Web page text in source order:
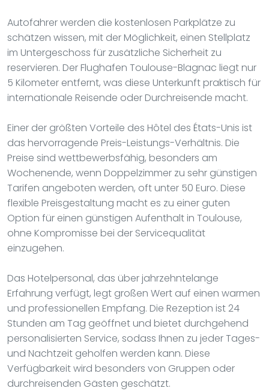
Autofahrer werden die kostenlosen Parkplätze zu
schätzen wissen, mit der Möglichkeit, einen Stellplatz
im Untergeschoss für zusätzliche Sicherheit zu
reservieren. Der Flughafen Toulouse-Blagnac liegt nur
5 Kilometer entfernt, was diese Unterkunft praktisch für
internationale Reisende oder Durchreisende macht.
Einer der größten Vorteile des Hôtel des États-Unis ist
das hervorragende Preis-Leistungs-Verhältnis. Die
Preise sind wettbewerbsfähig, besonders am
Wochenende, wenn Doppelzimmer zu sehr günstigen
Tarifen angeboten werden, oft unter 50 Euro. Diese
flexible Preisgestaltung macht es zu einer guten
Option für einen günstigen Aufenthalt in Toulouse,
ohne Kompromisse bei der Servicequalität
einzugehen.
Das Hotelpersonal, das über jahrzehntelange
Erfahrung verfügt, legt großen Wert auf einen warmen
und professionellen Empfang. Die Rezeption ist 24
Stunden am Tag geöffnet und bietet durchgehend
personalisierten Service, sodass Ihnen zu jeder Tages-
und Nachtzeit geholfen werden kann. Diese
Verfügbarkeit wird besonders von Gruppen oder
durchreisenden Gästen geschätzt.